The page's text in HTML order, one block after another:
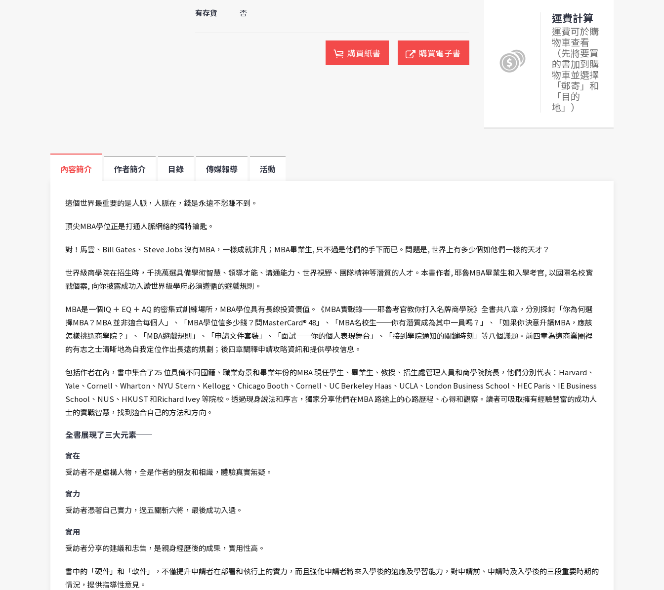
有存貨
否
購買紙書 購買電子書
運費計算
運費可於購
物車查看
（先將要買
的書加到購
物車並選擇
「郵寄」和
「目的
地」）
內容簡介 作者簡介 目錄 傳媒報導 活動
這個世界最重要的是人脈，人脈在，錢是永遠不愁賺不到。
頂尖MBA學位正是打通人脈網絡的獨特鑰匙。
對！馬雲、Bill Gates、Steve Jobs 沒有MBA，一樣成就非凡；MBA畢業生, 只不過是他們的手下而已。問題是, 世界上有多少個如他們一樣的天才？
世界級商學院在招生時，千挑萬選具備學術智慧、領導才能、溝通能力、世界視野、團隊精神等潛質的人才。本書作者, 耶魯MBA畢業生和入學考官, 以國際名校實
戰個案, 向你披露成功入讀世界級學府必須遵循的遊戲規則。
MBA是一個IQ ＋ EQ ＋ AQ 的密集式訓練場所，MBA學位具有長線投資價值。《MBA實戰錄──耶魯考官教你打入名牌商學院》全書共八章，分別探討「你為何選
擇MBA？MBA 並非適合每個人」、「MBA學位值多少錢？問MasterCard® 48」、「MBA名校生──你有潛質成為其中一員嗎？」、「如果你決意升讀MBA，應該
怎樣挑選商學院？」、「MBA遊戲規則」、「申請文件套裝」、「面試──你的個人表現舞台」、「接到學院通知的關鍵時刻」等八個議題。前四章為這商業圈裡
的有志之士清晰地為自我定位作出長遠的規劃；後四章闡釋申請攻略資訊和提供學校信息。
包括作者在內，書中集合了25 位具備不同國籍、職業背景和畢業年份的MBA 現任學生、畢業生、教授、招生處管理人員和商學院院長，他們分別代表：Harvard、
Yale、Cornell、Wharton、NYU Stern、Kellogg、Chicago Booth、Cornell、UC Berkeley Haas、UCLA、London Business School、HEC Paris、IE Business
School、NUS、HKUST 和Richard Ivey 等院校。透過現身說法和序言，獨家分享他們在MBA 路途上的心路歷程、心得和觀察。讀者可吸取擁有經驗豐富的成功人
士的實戰智慧，找到適合自己的方法和方向。
全書展現了三大元素──
實在
受訪者不是虛構人物，全是作者的朋友和相識，體驗真實無疑。
實力
受訪者憑著自己實力，過五關斬六將，最後成功入選。
實用
受訪者分享的建議和忠告，是親身經歷後的成果，實用性高。
書中的「硬件」和「軟件」，不僅提升申請者在部署和執行上的實力，而且強化申請者將來入學後的適應及學習能力，對申請前、申請時及入學後的三段重要時期的
情況，提供指導性意見。